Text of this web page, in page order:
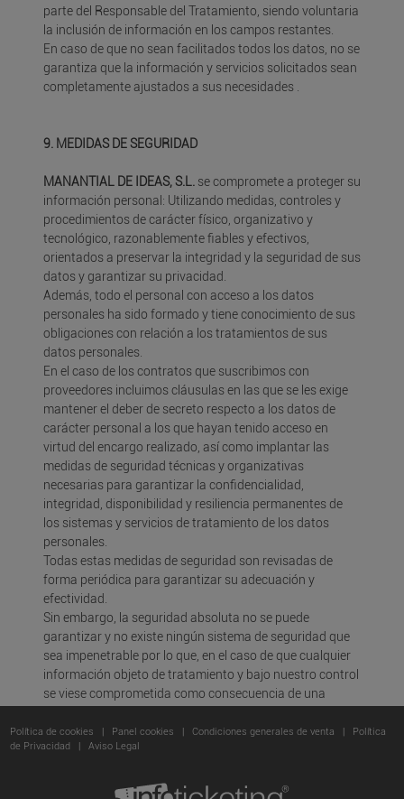
parte del Responsable del Tratamiento, siendo voluntaria
la inclusión de información en los campos restantes.
En caso de que no sean facilitados todos los datos, no se
garantiza que la información y servicios solicitados sean
completamente ajustados a sus necesidades .
9. MEDIDAS DE SEGURIDAD
MANANTIAL DE IDEAS, S.L. se compromete a proteger su
información personal: Utilizando medidas, controles y
procedimientos de carácter físico, organizativo y
tecnológico, razonablemente fiables y efectivos,
orientados a preservar la integridad y la seguridad de sus
datos y garantizar su privacidad.
Además, todo el personal con acceso a los datos
personales ha sido formado y tiene conocimiento de sus
obligaciones con relación a los tratamientos de sus
datos personales.
En el caso de los contratos que suscribimos con
proveedores incluimos cláusulas en las que se les exige
mantener el deber de secreto respecto a los datos de
carácter personal a los que hayan tenido acceso en
virtud del encargo realizado, así como implantar las
medidas de seguridad técnicas y organizativas
necesarias para garantizar la confidencialidad,
integridad, disponibilidad y resiliencia permanentes de
los sistemas y servicios de tratamiento de los datos
personales.
Todas estas medidas de seguridad son revisadas de
forma periódica para garantizar su adecuación y
efectividad.
Sin embargo, la seguridad absoluta no se puede
garantizar y no existe ningún sistema de seguridad que
sea impenetrable por lo que, en el caso de que cualquier
información objeto de tratamiento y bajo nuestro control
se viese comprometida como consecuencia de una
adecuadas para investigar el incidente, notificarlo a la
Autoridad de Control y, en su caso, a aquellos usuarios
las medidas adecuadas.
Política de cookies Panel cookies Condiciones generales de venta
Política
de Privacidad
Aviso Legal